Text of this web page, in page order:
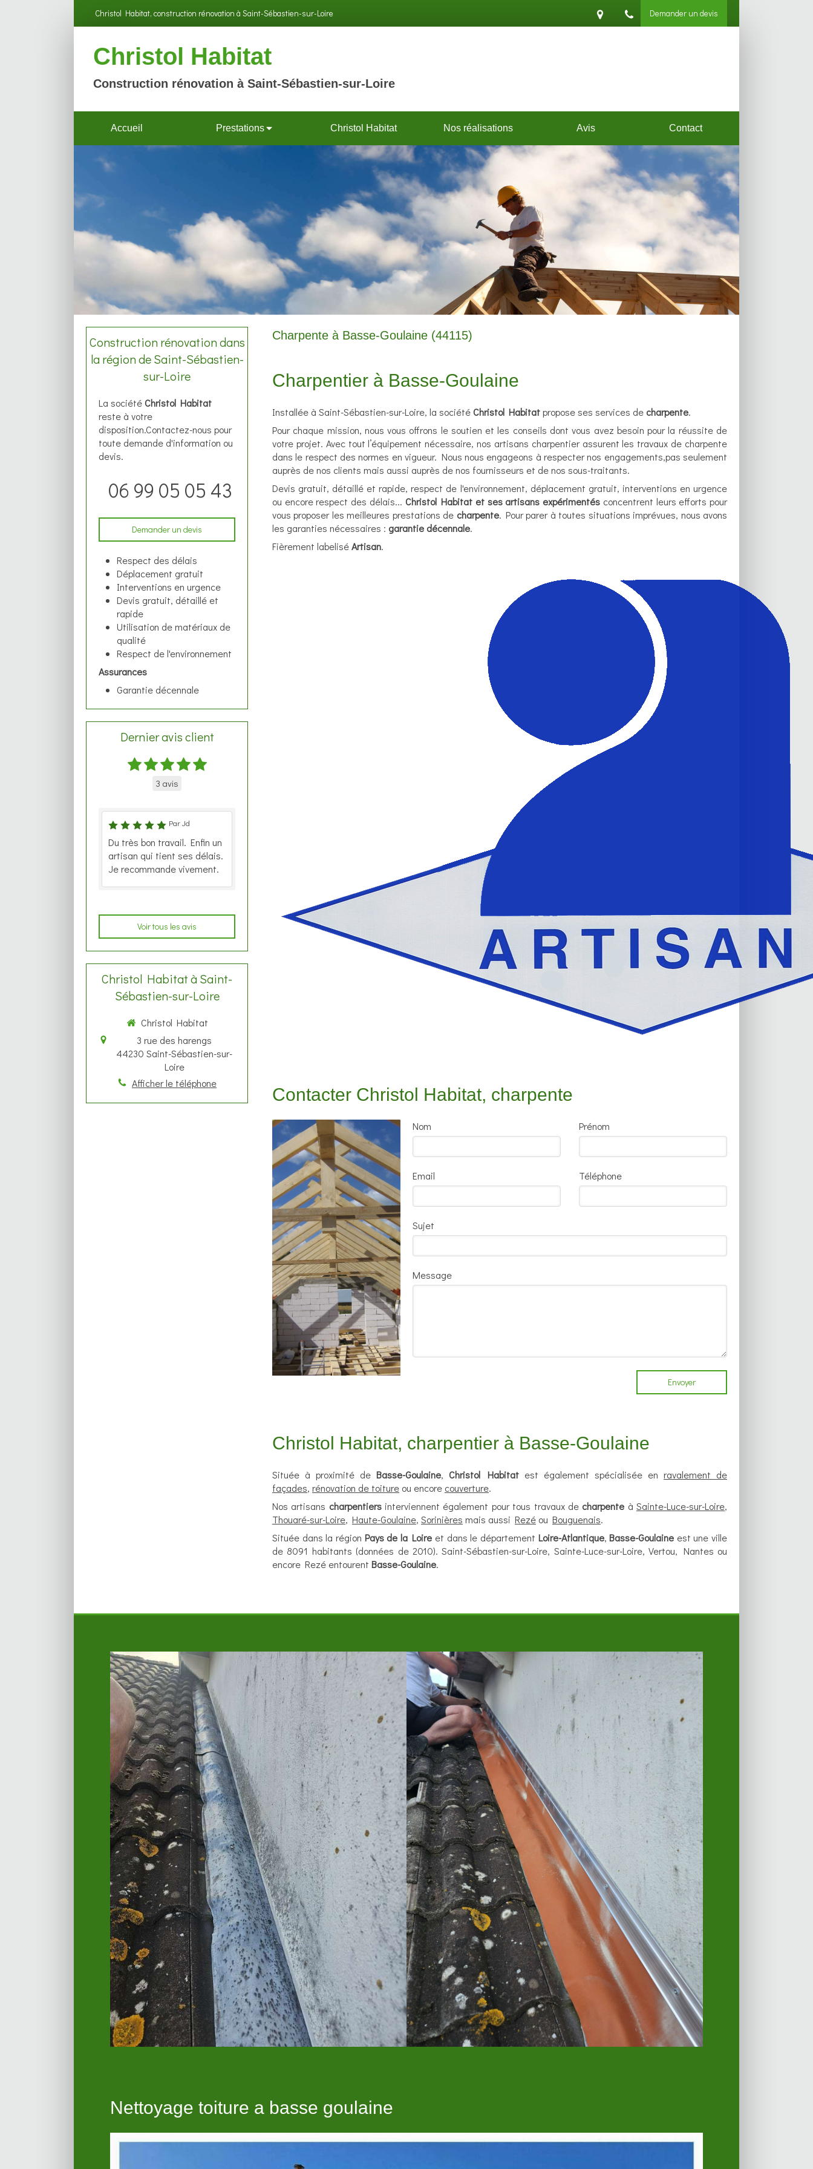
Christol Habitat, construction rénovation à Saint-Sébastien-sur-Loire Demander un devis
Christol Habitat
Construction rénovation à Saint-Sébastien-sur-Loire
Accueil Prestations Christol Habitat Nos réalisations Avis Contact
Charpente à Basse-Goulaine (44115)
Charpentier à Basse-Goulaine
Installée à Saint-Sébastien-sur-Loire, la société Christol Habitatpropose ses services de charpente.
Pour chaque mission, nous vous offrons le soutien et les conseils dont vous avez besoin pour la réussite de
votre projet. Avec tout l’équipement nécessaire, nos artisans charpentier assurent les travaux de charpente
dans le respect des normes en vigueur. Nous nous engageons à respecter nos engagements,pas seulement
auprès de nos clients mais aussi auprès de nos fournisseurs et de nos sous-traitants.
Devis gratuit, détaillé et rapide, respect de l'environnement, déplacement gratuit, interventions en urgence
ou encore respect des délais... Christol Habitat et ses artisans expérimentés concentrent leurs efforts pour
vous proposer les meilleures prestations de charpente. Pour parer à toutes situations imprévues, nous avons
les garanties nécessaires : garantie décennale.
Fièrement labeliséArtisan.
Contacter Christol Habitat, charpente
Nom Prénom
Email Téléphone
Sujet
Message
Envoyer
Christol Habitat, charpentier à Basse-Goulaine
Située à proximité de Basse-Goulaine, Christol Habitat est également spécialisée en ravalement de
façades, rénovation de toiture ou encore couverture.
Nos artisans charpentiersinterviennent également pour tous travaux de charpente àSainte-Luce-sur-Loire,
Thouaré-sur-Loire, Haute-Goulaine, Sorinières mais aussi Rezé ou Bouguenais.
Située dans la région Pays de la Loire et dans le département Loire-Atlantique,Basse-Goulaine est une ville
de 8091 habitants (données de 2010). Saint-Sébastien-sur-Loire, Sainte-Luce-sur-Loire, Vertou, Nantes ou
encore Rezé entourent Basse-Goulaine.
Construction rénovation dans
la région de Saint-Sébastien-
sur-Loire
La société Christol Habitat
reste à votre
disposition.Contactez-nous pour
toute demande d'information ou
devis.
06 99 05 05 43
Demander un devis
Respect des délais
Déplacement gratuit
Interventions en urgence
Devis gratuit, détaillé et
rapide
Utilisation de matériaux de
qualité
Respect de l'environnement
Assurances
Garantie décennale
Dernier avis client
3 avis
Par Jd
Du très bon travail. Enfin un
artisan qui tient ses délais.
Je recommande vivement.
Voir tous les avis
Christol Habitat à Saint-
Sébastien-sur-Loire
Christol Habitat
3 rue des harengs
44230 Saint-Sébastien-sur-
Loire
Afficher le téléphone
Nettoyage toiture a basse goulaine